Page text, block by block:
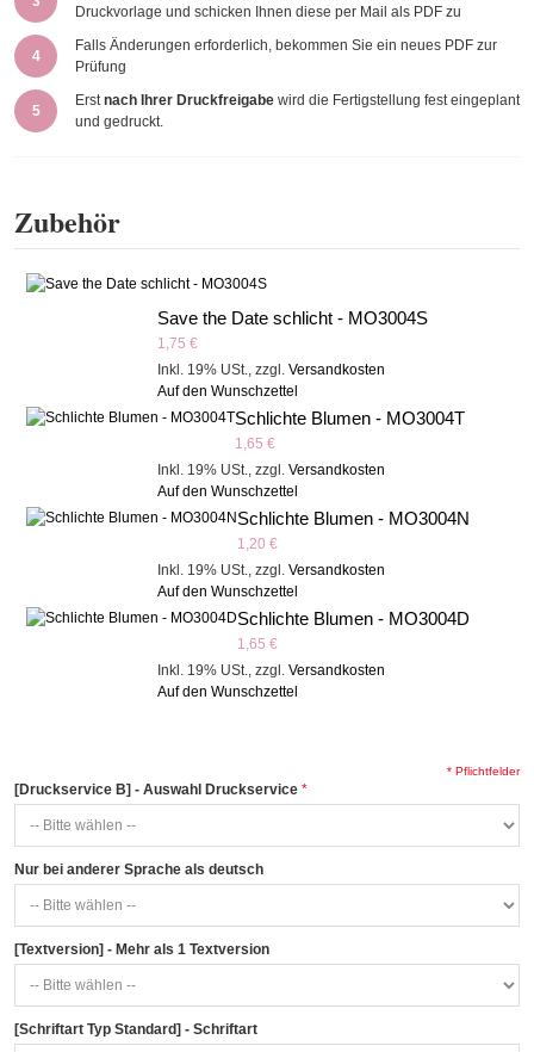
Druckvorlage und schicken Ihnen diese per Mail als PDF zu
4
Falls Änderungen erforderlich, bekommen Sie ein neues PDF zur
Prüfung
5
Erstnach Ihrer Druckfreigabe wird die Fertigstellung fest eingeplant
und gedruckt.
Zubehör
Save the Date schlicht - MO3004S
1,75 €
Inkl. 19% USt., zzgl. Versandkosten
Auf den Wunschzettel
Schlichte Blumen - MO3004T
1,65 €
Inkl. 19% USt., zzgl. Versandkosten
Auf den Wunschzettel
Schlichte Blumen - MO3004N
1,20 €
Inkl. 19% USt., zzgl. Versandkosten
Auf den Wunschzettel
Schlichte Blumen - MO3004D
1,65 €
Inkl. 19% USt., zzgl. Versandkosten
Auf den Wunschzettel
[Druckservice B] - Auswahl Druckservice
Nur bei anderer Sprache als deutsch
[Textversion] - Mehr als 1 Textversion
[Schriftart Typ Standard] - Schriftart
* Pflichtfelder